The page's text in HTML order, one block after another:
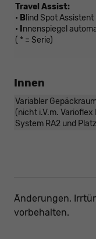
Travel Assist:
• B lind Spot
• nnenspiegel
( * = Serie)
Innen
Variabler
(nicht i.V.m. Varioflex
System RA2 und
Änderungen,
vorbehalten.